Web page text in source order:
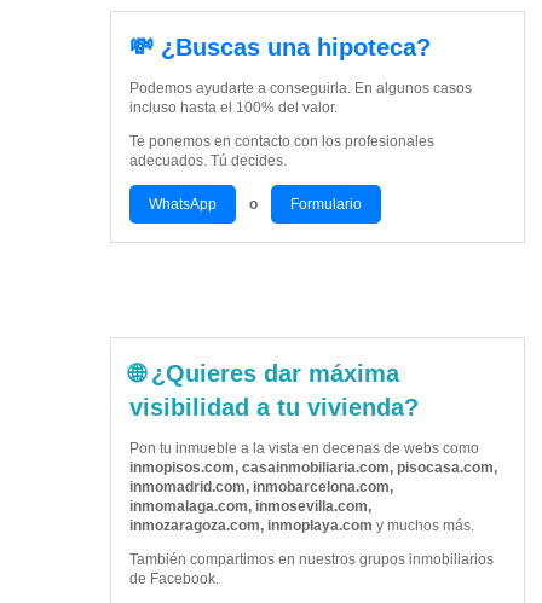
💸 ¿Buscas una hipoteca?
Podemos ayudarte a conseguirla. En algunos casos
incluso hasta el 100% del valor.
Te ponemos en contacto con los profesionales
adecuados. Tú decides.
WhatsApp o Formulario
🌐 ¿Quieres dar máxima
visibilidad a tu vivienda?
Pon tu inmueble a la vista en decenas de webs como
inmopisos.com, casainmobiliaria.com, pisocasa.com,
inmomadrid.com, inmobarcelona.com,
inmomalaga.com, inmosevilla.com,
inmozaragoza.com, inmoplaya.com y muchos más.
También compartimos en nuestros grupos inmobiliarios
de Facebook.